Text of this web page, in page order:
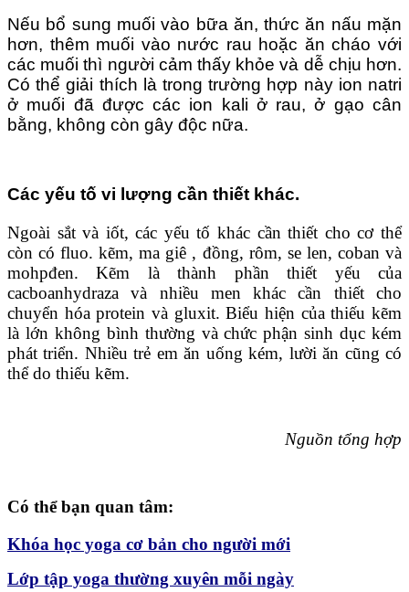
Nếu bổ sung muối vào bữa ăn, thức ăn nấu mặn
hơn, thêm muối vào nước rau hoặc ăn cháo với
các muối thì người cảm thấy khỏe và dễ chịu hơn.
Có thể giải thích là trong trường hợp này ion natri
ở muối đã được các ion kali ở rau, ở gạo cân
bằng, không còn gây độc nữa.
Các yếu tố vi lượng cần thiết khác.
Ngoài sắt và iốt, các yếu tố khác cần thiết cho cơ thể
còn có fluo. kẽm, ma giê , đồng, rôm, se len, coban và
mohpđen. Kẽm là thành phần thiết yếu của
cacboanhydraza và nhiều men khác cần thiết cho
chuyển hóa protein và gluxit. Biểu hiện của thiếu kẽm
là lớn không bình thường và chức phận sinh dục kém
phát triển. Nhiều trẻ em ăn uống kém, lười ăn cũng có
thể do thiếu kẽm.
Nguồn tổng hợp
Có thể bạn quan tâm:
Khóa học yoga cơ bản cho người mới
Lớp tập yoga thường xuyên mỗi ngày